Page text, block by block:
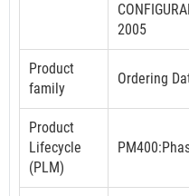
2005
Product
family
Ordering
Product
Lifecycle
(PLM)